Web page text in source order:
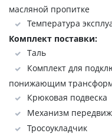
масляной пропитке
Температура
Комплект поставки:
Таль
Комплект для
понижающим
Крюковая подвеска
Механизм
Тросоукладчик